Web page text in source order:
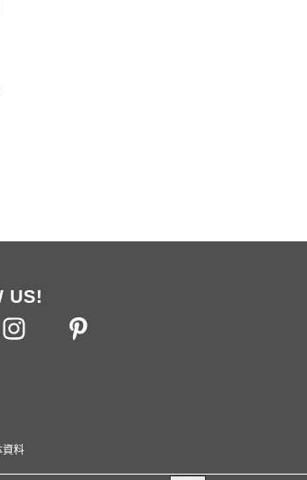
US!
資料